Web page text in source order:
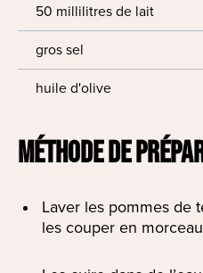
50 millilitres de lait
gros sel
huile d'olive
MÉTHODE DE
Laver les pommes de
les couper en